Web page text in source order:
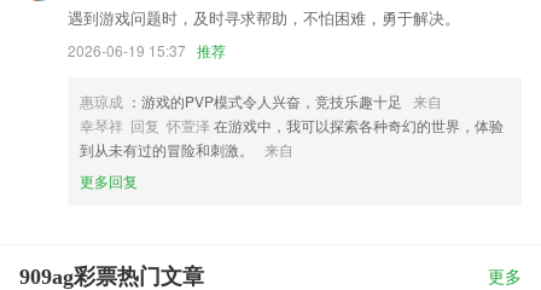
遇到游戏问题时，及时寻求帮助，不怕困难，勇于解决。
2026-06-19 15:37 推荐
惠琼成 ：游戏的PVP模式令人兴奋，竞技乐趣十足
来自
幸琴祥 回复 怀萱泽 在游戏中，我可以探索各种奇幻的世界，体验
到从未有过的冒险和刺激。
来自
更多回复
909ag彩票热门文章 更多